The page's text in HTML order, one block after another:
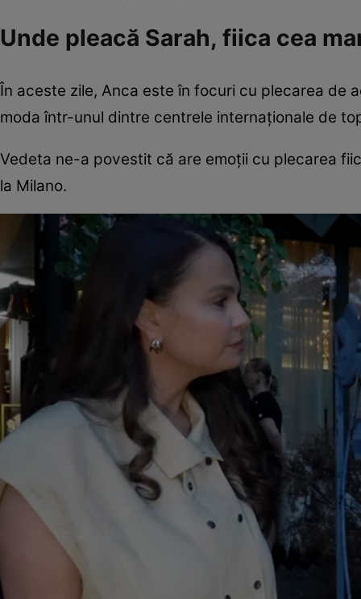
Unde pleacă Sarah, fiica cea
În aceste zile, Anca este în focuri cu plecarea de
moda într-unul dintre centrele internaționale de
Vedeta ne-a povestit că are emoții cu plecarea
la Milano.